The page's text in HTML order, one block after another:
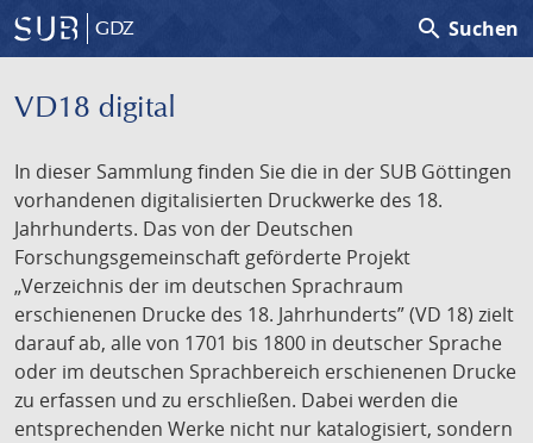
GDZ search Suchen
VD18 digital
In dieser Sammlung finden Sie die in der SUB Göttingen
vorhandenen digitalisierten Druckwerke des 18.
Jahrhunderts. Das von der Deutschen
Forschungsgemeinschaft geförderte Projekt
„Verzeichnis der im deutschen Sprachraum
erschienenen Drucke des 18. Jahrhunderts” (VD 18) zielt
darauf ab, alle von 1701 bis 1800 in deutscher Sprache
oder im deutschen Sprachbereich erschienenen Drucke
zu erfassen und zu erschließen. Dabei werden die
entsprechenden Werke nicht nur katalogisiert, sondern